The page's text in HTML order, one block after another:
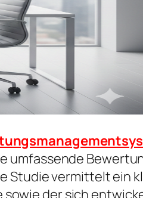
umfassende
Studie vermittelt ein